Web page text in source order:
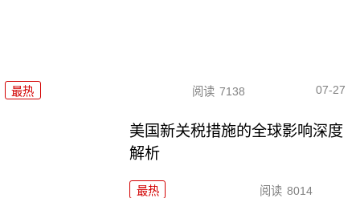
最热 阅读 7138 07-27
美国新关税措施的全球影响深度
解析
最热 阅读 8014